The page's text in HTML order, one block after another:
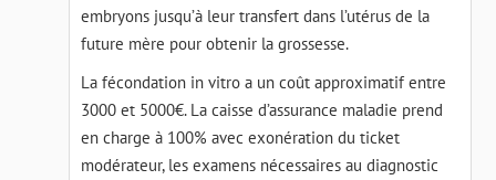
embryons jusqu’à leur transfert dans l’utérus de la
future mère pour obtenir la grossesse.
La fécondation in vitro a un coût approximatif entre
3000 et 5000€. La caisse d’assurance maladie prend
en charge à 100% avec exonération du ticket
modérateur, les examens nécessaires au diagnostic